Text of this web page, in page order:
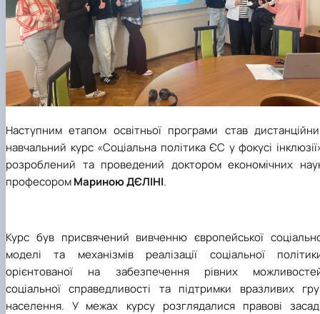
Наступним етапом освітньої програми став
навчальний курс «Соціальна політика ЄС у фокусі
розроблений та проведений доктором економічних
професоромМариною ДЄЛІНІ.
Курс був присвячений вивченню європейської
моделі та механізмів реалізації соціальної
орієнтованої на забезпечення рівних
соціальної справедливості та підтримки вразливих
населення. У межах курсу розглядалися правові